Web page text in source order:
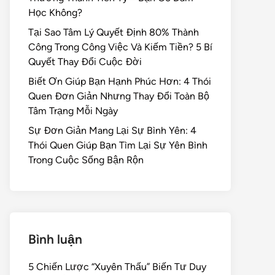
Học Không?
Tại Sao Tâm Lý Quyết Định 80% Thành
Công Trong Công Việc Và Kiếm Tiền? 5 Bí
Quyết Thay Đổi Cuộc Đời
Biết Ơn Giúp Bạn Hạnh Phúc Hơn: 4 Thói
Quen Đơn Giản Nhưng Thay Đổi Toàn Bộ
Tâm Trạng Mỗi Ngày
Sự Đơn Giản Mang Lại Sự Bình Yên: 4
Thói Quen Giúp Bạn Tìm Lại Sự Yên Bình
Trong Cuộc Sống Bận Rộn
Bình luận
5 Chiến Lược “Xuyên Thấu” Biến Tư Duy